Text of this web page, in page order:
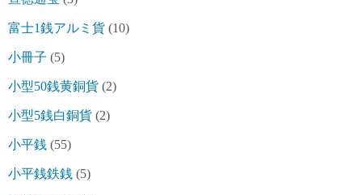
富士1銭アルミ貨 (10)
小冊子 (5)
小型50銭黄銅貨 (2)
小型5銭白銅貨 (2)
小平銭 (55)
小平銭鉄銭 (5)